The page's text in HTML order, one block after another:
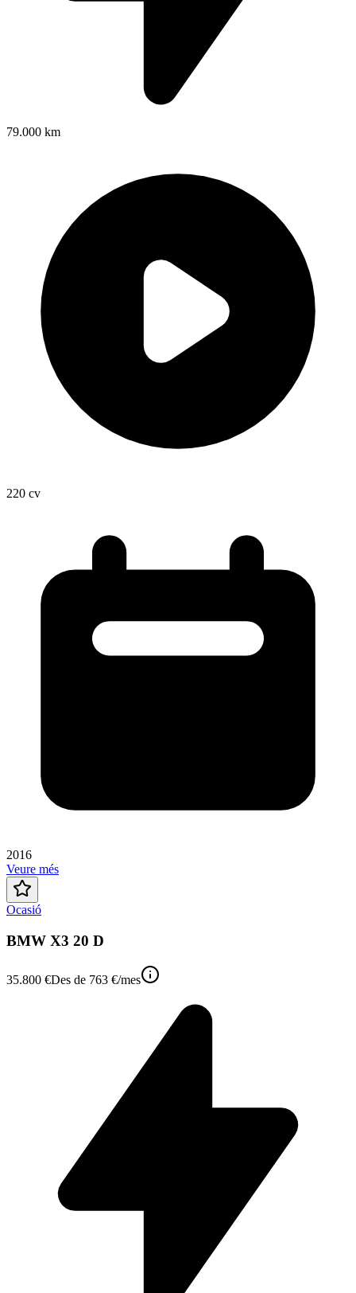
79.000 km
220 cv
2016
Veure més
Ocasió
BMW X3 20 D
35.800 €Des de 763 €/mes